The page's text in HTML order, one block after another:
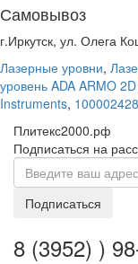
Самовывоз
г.Иркутск, ул. Олега
Лазерные уровни,
уровень ADA ARMO
Instruments, 100002428
Плитекс2000.рф
Подписаться на
Подписаться
8 (3952) )